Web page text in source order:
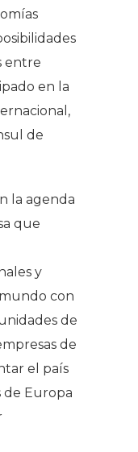
entre
en la
de
la agenda
que
y
con
de
de
el país
de Europa